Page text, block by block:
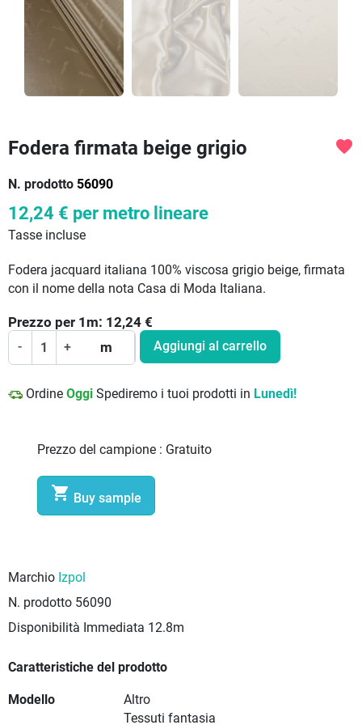
Fodera firmata beige grigio
N. prodotto 56090
favorite
12,24 € per metro lineare
Tasse incluse
Fodera jacquard italiana 100% viscosa grigio beige, firmata
con il nome della nota Casa di Moda Italiana.
Prezzo per 1 m: 12,24 €
- + m Aggiungi al carrello
Ordine Oggi Spediremo i tuoi prodotti in Lunedì!
Prezzo del campione : Gratuito
 Buy sample
Marchio Izpol
N. prodotto 56090
Disponibilità Immediata 12.8m
Caratteristiche del prodotto
Modello
Altro
Tessuti fantasia